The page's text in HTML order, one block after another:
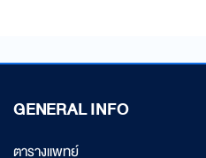
GENERAL INFO
ตารางแพทย์